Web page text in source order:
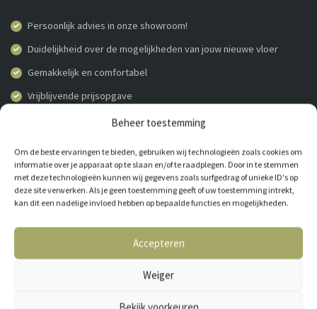
Beheer toestemming
Om de beste ervaringen te bieden, gebruiken wij technologieën zoals cookies om
informatie over je apparaat op te slaan en/of te raadplegen. Door in te stemmen
met deze technologieën kunnen wij gegevens zoals surfgedrag of unieke ID's op
deze site verwerken. Als je geen toestemming geeft of uw toestemming intrekt,
kan dit een nadelige invloed hebben op bepaalde functies en mogelijkheden.
Accepteren
Weiger
Persoonlijk advies in onze showroom!
Duidelijkheid over de mogelijkheden van jouw nieuwe vloer
Gemakkelijk en comfortabel
Vrijblijvende prijsopgave
AFSPRAAK MAKEN 038-4600251